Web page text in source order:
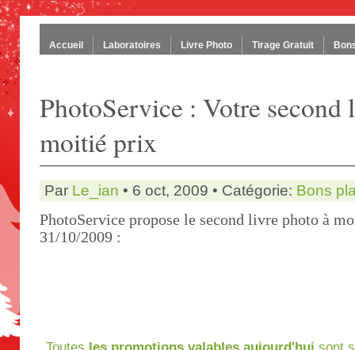
Accueil Laboratoires Livre Photo Tirage Gratuit
PhotoService : Votre second
moitié prix
Par Le_ian • 6 oct, 2009 • Catégorie: Bons
PhotoService propose le second livre photo à
31/10/2009 :